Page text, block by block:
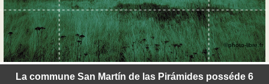
La commune San Martín de las Pirámides posséde 6
©photo-libre.fr